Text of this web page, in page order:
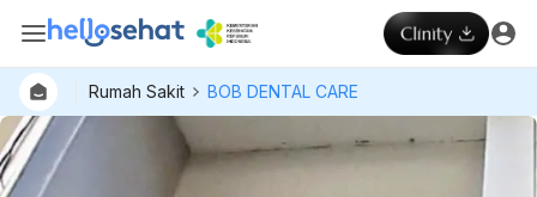
Rumah Sakit BOB DENTAL CARE
Hospital